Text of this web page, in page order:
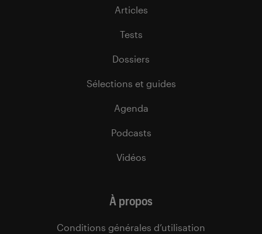
Articles
Tests
Dossiers
Sélections et guides
Agenda
Podcasts
Vidéos
À propos
Conditions générales d’utilisation